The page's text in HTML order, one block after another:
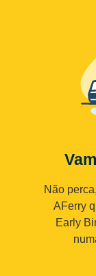
Não
AFerry
Early